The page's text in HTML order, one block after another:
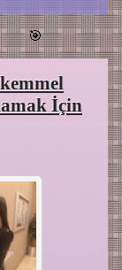
🎯
İçin